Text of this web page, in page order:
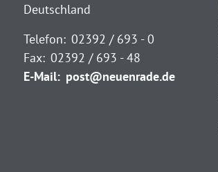
Deutschland
Telefon: 02392 / 693 - 0
Fax: 02392 / 693 - 48
E-Mail: post@neuenrade.de